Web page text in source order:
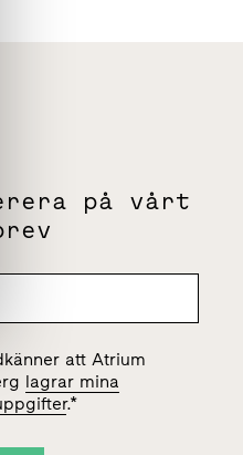
på vårt
att Atrium
lagrar mina
.*